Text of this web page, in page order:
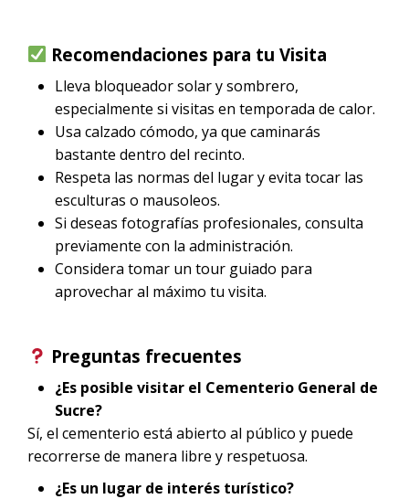
Recomendaciones para tu Visita
Lleva bloqueador solar y sombrero,
especialmente si visitas en temporada de calor.
Usa calzado cómodo, ya que caminarás
bastante dentro del recinto.
Respeta las normas del lugar y evita tocar las
esculturas o mausoleos.
Si deseas fotografías profesionales, consulta
previamente con la administración.
Considera tomar un tour guiado para
aprovechar al máximo tu visita.
Preguntas frecuentes
¿Es posible visitar el Cementerio General de
Sucre?
Sí, el cementerio está abierto al público y puede
recorrerse de manera libre y respetuosa.
¿Es un lugar de interés turístico?